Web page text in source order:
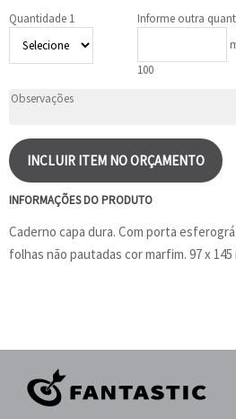
Quantidade 1
Informe outra
100
INCLUIR ITEM NO ORÇAMENTO
INFORMAÇÕES DO PRODUTO
Caderno capa dura. Com porta
folhas não pautadas cor marfim. 97 x 145